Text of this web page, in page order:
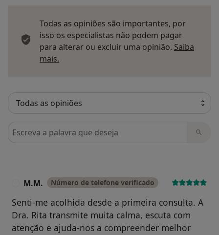
Todas as opiniões são importantes, por
isso os especialistas não podem pagar
para alterar ou excluir uma opinião. Saiba
mais.
Pesquisar em opiniões
M.M. Número de telefone verificado
Senti-me acolhida desde a primeira consulta. A
Dra. Rita transmite muita calma, escuta com
atenção e ajuda-nos a compreender melhor